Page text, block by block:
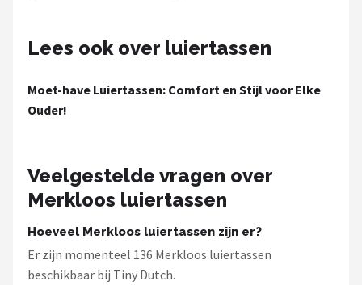
Lees ook over luiertassen
Moet-have Luiertassen: Comfort en Stijl voor Elke
Ouder!
Veelgestelde vragen over
Merkloos luiertassen
Hoeveel Merkloos luiertassen zijn er?
Er zijn momenteel 136 Merkloos luiertassen
beschikbaar bij Tiny Dutch.